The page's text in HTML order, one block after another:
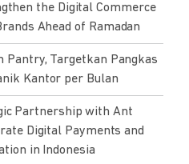
the Digital Commerce
Ahead of Ramadan
Pantry, Targetkan Pangkas
Kantor per Bulan
Partnership with Ant
Digital Payments and
in Indonesia